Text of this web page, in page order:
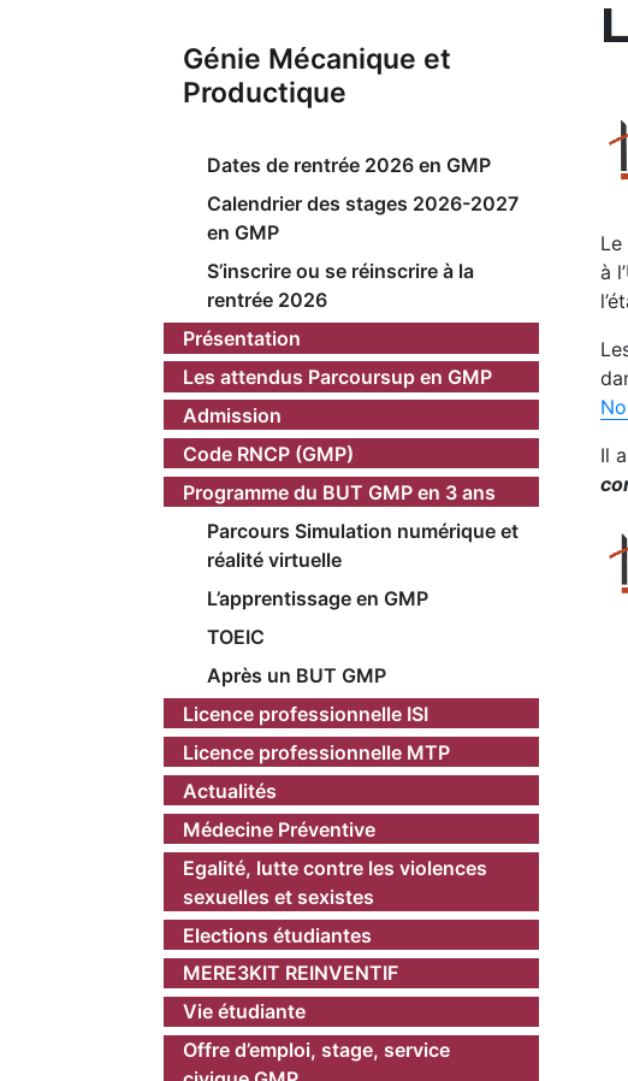
Génie Mécanique et
Productique
Dates de rentrée 2026 en GMP
Calendrier des stages 2026-2027
en GMP
S’inscrire ou se réinscrire à la
rentrée 2026
Présentation
Les attendus Parcoursup en GMP
Admission
Code RNCP (GMP)
Programme du BUT GMP en 3 ans
Parcours Simulation numérique et
réalité virtuelle
L’apprentissage en GMP
TOEIC
Après un BUT GMP
Licence professionnelle ISI
Licence professionnelle MTP
Actualités
Médecine Préventive
Egalité, lutte contre les violences
sexuelles et sexistes
Elections étudiantes
MERE3KIT REINVENTIF
Vie étudiante
Offre d’emploi, stage, service
à
Il